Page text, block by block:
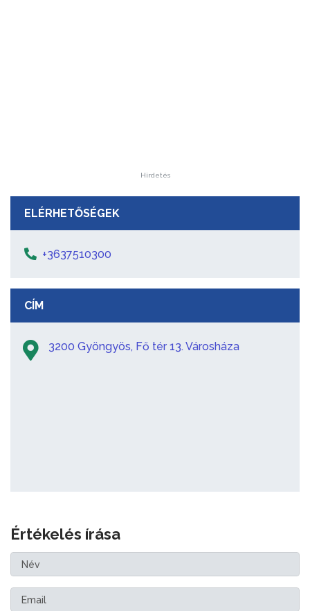
Hirdetés
ELÉRHETŐSÉGEK
+3637510300
CÍM
3200 Gyöngyös, Fő tér 13. Városháza
Értékelés írása